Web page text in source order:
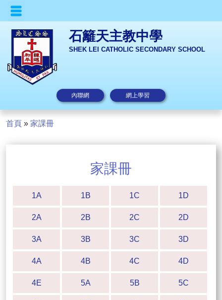
石籬天主教中學
SHEK LEI CATHOLIC SECONDARY SCHOOL
內聯網 網上學習
首頁 » 家課冊
家課冊
1A 1B 1C 1D
2A 2B 2C 2D
3A 3B 3C 3D
4A 4B 4C 4D
4E 5A 5B 5C